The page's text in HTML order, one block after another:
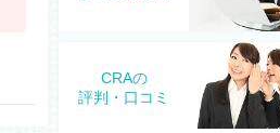
CRAの
評判・口コミ